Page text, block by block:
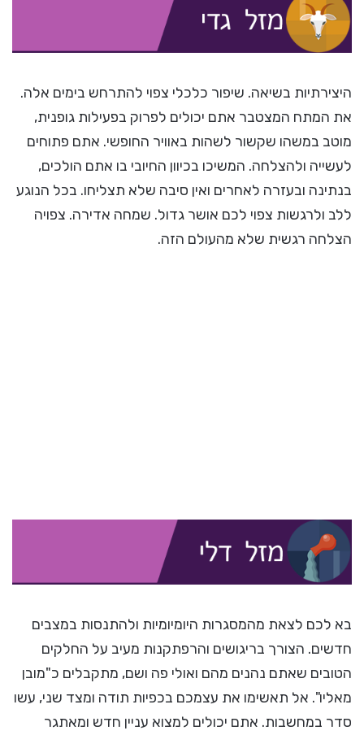
היצירתיות בשיאה. שיפור כלכלי צפוי להתרחש בימים אלה.
את המתח המצטבר אתם יכולים לפרוק בפעילות גופנית,
מוטב במשהו שקשור לשהות באוויר החופשי. אתם פתוחים
לעשייה ולהצלחה. המשיכו בכיוון החיובי בו אתם הולכים,
בנתינה ובעזרה לאחרים ואין סיבה שלא תצליחו. בכל הנוגע
ללב ולרגשות צפוי לכם אושר גדול. שמחה אדירה. צפויה
הצלחה רגשית שלא מהעולם הזה.
בא לכם לצאת מהמסגרות היומיומיות ולהתנסות במצבים
חדשים. הצורך בריגושים והרפתקנות מעיב על החלקים
הטובים שאתם נהנים מהם ואולי פה ושם, מתקבלים כ"מובן
מאליו". אל תאשימו את עצמכם בכפיות תודה ומצד שני, עשו
סדר במחשבות. אתם יכולים למצוא עניין חדש ומאתגר